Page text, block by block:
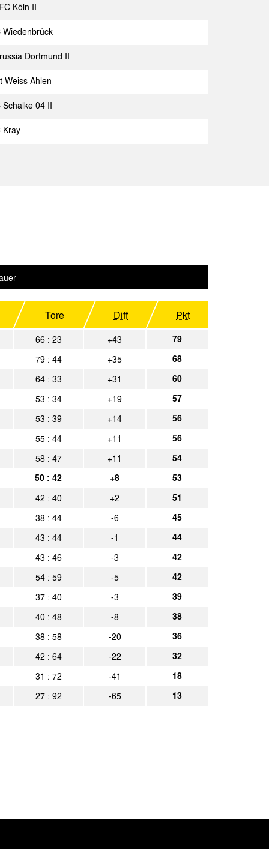
Spielbericht
Spielbericht
Spielbericht
Spielbericht
II
Spielbericht
Spielbericht
Spielbericht
Köln II
Wiedenbrück
Dortmund II
Weiss Ahlen
Schalke 04 II
Kray
Tore Diff Pkt
66 : 23 +43 79
79 : 44 +35 68
64 : 33 +31 60
53 : 34 +19 57
53 : 39 +14 56
55 : 44 +11 56
58 : 47 +11
54
50 : 42 +8 53
42 : 40 +2 51
38 : 44 -6 45
43 : 44 -1 44
43 : 46 -3 42
54 : 59 -5 42
37 : 40 -3 39
40 : 48 -8 38
38 : 58 -20 36
42 : 64 -22 32
31 : 72 -41 18
27 : 92 -65 13